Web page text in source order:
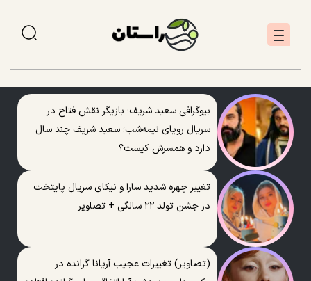
بیوگرافی سعید شریف؛ بازیگر نقش فتاح در
سریال رویای نیمه‌شب؛ سعید شریف چند سال
دارد و همسرش کیست؟
تغییر چهره شدید سارا و نیکای سریال پایتخت
در جشن تولد ۲۲ سالگی + تصاویر
(تصاویر) تغییرات عجیب آریانا گرانده در